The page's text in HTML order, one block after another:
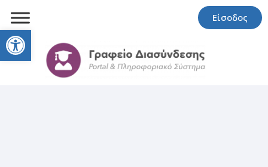
Open toolbar
Είσοδος